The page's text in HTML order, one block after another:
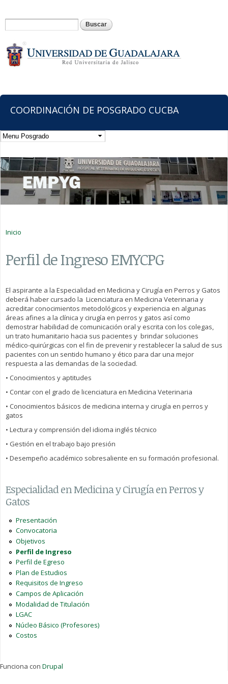
principal
Formulario de búsqueda
COORDINACIÓN DE POSGRADO CUCBA
Inicio
Perfil de Ingreso EMYCPG
El aspirante a la Especialidad en Medicina y Cirugía en Perros y Gatos
deberá haber cursado la Licenciatura en Medicina Veterinaria y
acreditar conocimientos metodológicos y experiencia en algunas
áreas afines a la clínica y cirugía en perros y gatos así como
demostrar habilidad de comunicación oral y escrita con los colegas,
un trato humanitario hacia sus pacientes y brindar soluciones
médico-quirúrgicas con el fin de prevenir y restablecer la salud de sus
pacientes con un sentido humano y ético para dar una mejor
respuesta a las demandas de la sociedad.
• Conocimientos y aptitudes
• Contar con el grado de licenciatura en Medicina Veterinaria
• Conocimientos básicos de medicina interna y cirugía en perros y
gatos
• Lectura y comprensión del idioma inglés técnico
• Gestión en el trabajo bajo presión
• Desempeño académico sobresaliente en su formación profesional.
Especialidad en Medicina y Cirugía en Perros y
Gatos
Presentación
Convocatoria
Objetivos
Perfil de Ingreso
Perfil de Egreso
Plan de Estudios
Requisitos de Ingreso
Campos de Aplicación
Modalidad de Titulación
LGAC
Núcleo Básico (Profesores)
Costos
Funciona con Drupal